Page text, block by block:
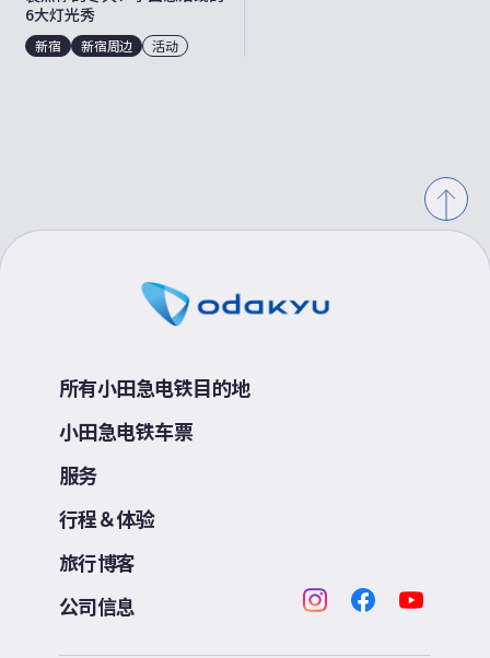
6大灯光秀
新宿 新宿周边 活动
所有小田急电铁目的地
小田急电铁车票
服务
行程＆体验
旅行博客
公司信息